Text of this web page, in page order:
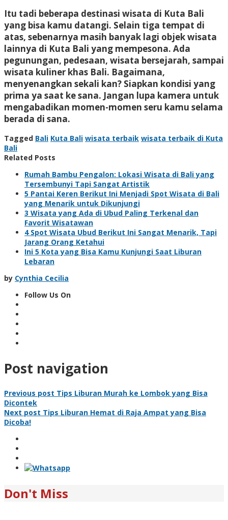
Itu tadi beberapa destinasi wisata di Kuta Bali
yang bisa kamu datangi. Selain tiga tempat di
atas, sebenarnya masih banyak lagi objek wisata
lainnya di Kuta Bali yang mempesona. Ada
pegunungan, pedesaan, wisata bersejarah, sampai
wisata kuliner khas Bali. Bagaimana,
menyenangkan sekali kan? Siapkan kondisi yang
prima ya saat ke sana. Jangan lupa kamera untuk
mengabadikan momen-momen seru kamu selama
berada di sana.
Tagged Bali Kuta Bali wisata terbaik wisata terbaik di Kuta
Bali
Related Posts
Rumah Bambu Pengalon: Lokasi Wisata di Bali yang
Tersembunyi Tapi Sangat Artistik
5 Pantai Keren Berikut Ini Menjadi Spot Wisata di Bali
yang Menarik untuk Dikunjungi
3 Wisata yang Ada di Ubud Paling Terkenal dan
Favorit Wisatawan
4 Spot Wisata Ubud Berikut Ini Sangat Menarik, Tapi
Jarang Orang Ketahui
Ini 5 Kota yang Bisa Kamu Kunjungi Saat Liburan
Lebaran
by Cynthia Cecilia
Follow Us On
Post navigation
Previous post Tips Liburan Murah ke Lombok yang Bisa
Dicontek
Next post Tips Liburan Hemat di Raja Ampat yang Bisa
Dicoba!
Don't Miss